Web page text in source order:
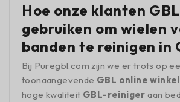
Hoe onze klanten GBL
gebruiken om wielen
banden te reinigen in
Bij Puregbl.com zijn we er trots op
toonaangevende GBL online winkel
hoge kwaliteit GBL-reiniger aan